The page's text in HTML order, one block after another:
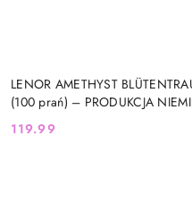
LENOR AMETHYST
(100 prań) – PRODUKCJA
Cena:
119.99